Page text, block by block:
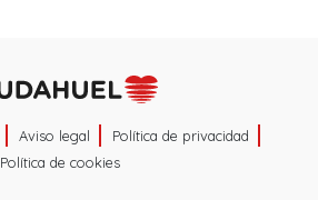
Aviso legal
Política de privacidad
Política de cookies